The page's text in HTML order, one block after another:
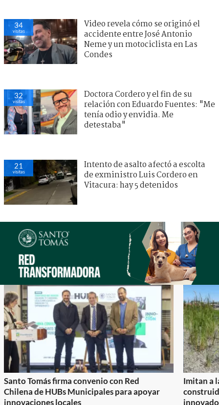
34
visitas
Video revela cómo se originó el
accidente entre José Antonio
Neme y un motociclista en Las
Condes
32
visitas
Doctora Cordero y el fin de su
relación con Eduardo Fuentes: "Me
tenía odio y envidia. Me
detestaba"
21
visitas
Intento de asalto afectó a escolta
de exministro Luis Cordero en
Vitacura: hay 5 detenidos
Santo Tomás firma convenio con Red
Chilena de HUBs Municipales para apoyar
innovaciones locales
Imitan a